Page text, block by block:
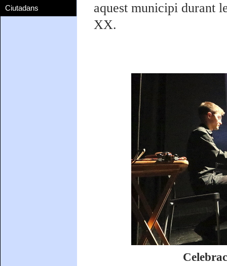
Ciutadans
aquest municipi durant
XX.